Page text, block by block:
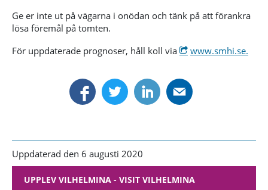
Ge er inte ut på vägarna i onödan och tänk på att förankra
lösa föremål på tomten.
För uppdaterade prognoser, håll koll via
www.smhi.se.
Uppdaterad den 6 augusti 2020
UPPLEV VILHELMINA - VISIT VILHELMINA